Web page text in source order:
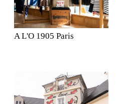
A L'O 1905 Paris